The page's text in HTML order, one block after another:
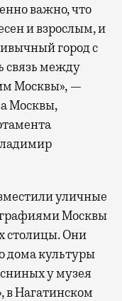
важно, что
и взрослым, и
город с
связь между
Москвы», —
Москвы,
уличные
Москвы
столицы. Они
дома культуры
у музея
в Нагатинском